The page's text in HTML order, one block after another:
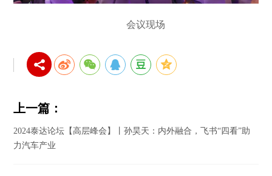
会议现场
上一篇：
2024泰达论坛【高层峰会】丨孙昊天：内外融合，飞书“四看”助
力汽车产业